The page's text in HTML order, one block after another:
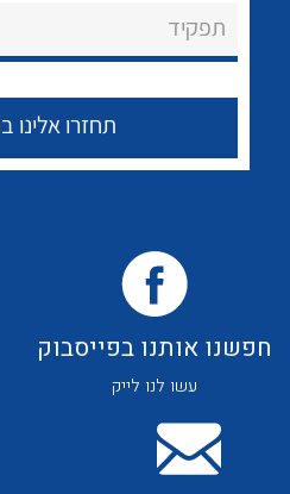
צור
לכל מוצרי היצרן
תפקיד
חפשנו אותנו בפייסבוק
עשו לנו לייק